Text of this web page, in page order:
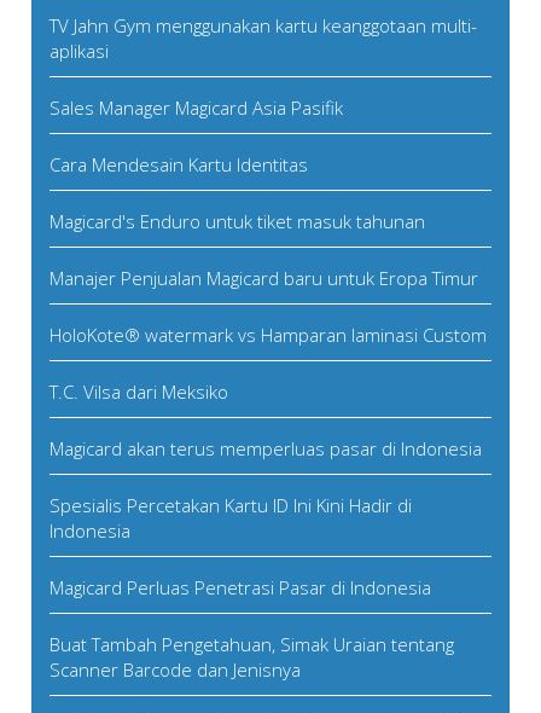
TV Jahn Gym menggunakan kartu keanggotaan multi-
aplikasi
Sales Manager Magicard Asia Pasifik
Cara Mendesain Kartu Identitas
Magicard's Enduro untuk tiket masuk tahunan
Manajer Penjualan Magicard baru untuk Eropa Timur
HoloKote® watermark vs Hamparan laminasi Custom
T.C. Vilsa dari Meksiko
Magicard akan terus memperluas pasar di Indonesia
Spesialis Percetakan Kartu ID Ini Kini Hadir di
Indonesia
Magicard Perluas Penetrasi Pasar di Indonesia
Buat Tambah Pengetahuan, Simak Uraian tentang
Scanner Barcode dan Jenisnya